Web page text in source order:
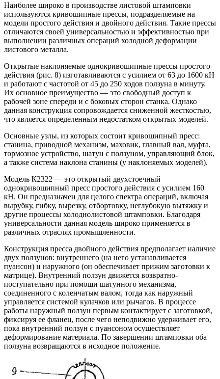
Наиболее широко в производстве листовой штамповки
используются кривошипные прессы, подразделяемые на
модели простого действия и двойного действия. Такие прессы
отличаются своей универсальностью и эффективностью при
выполнении различных операций холодной деформации
листового металла.
Открытые наклоняемые однокривошипные прессы простого
действия (рис. 8) изготавливаются с усилием от 63 до 1600 кН
и работают с частотой от 45 до 250 ходов ползуна в минуту.
Их основное преимущество — это свободный доступ к
рабочей зоне спереди и с боковых сторон станка. Однако
данная конструкция сопровождается сниженной жесткостью,
что является определенным недостатком открытых моделей.
Основные узлы, из которых состоит кривошипный пресс:
станина, приводной механизм, маховик, главный вал, муфта,
тормозное устройство, шатун с ползуном, управляющий блок,
а также система наклона станины (у наклоняемых моделей).
Модель К2322 — это открытый двухстоечный
однокривошипный пресс простого действия с усилием 160
кН. Он предназначен для целого спектра операций, включая
вырубку, гибку, вырезку, отбортовку, неглубокую вытяжку и
другие процессы холоднолистовой штамповки. Благодаря
универсальности данная модель широко применяется в
различных отраслях промышленности.
Конструкция пресса двойного действия предполагает наличие
двух ползунов: внутреннего (на него устанавливается
пуансон) и наружного (он обеспечивает прижим заготовки к
матрице). Внутренний ползун движется возвратно-
поступательно при помощи шатунного механизма,
соединенного с коленчатым валом, тогда как наружный
управляется системой кулачков или рычагов. В процессе
работы наружный ползун первым контактирует с заготовкой,
фиксируя ее фланец, после чего неподвижно удерживает его,
пока внутренний ползун с пуансоном осуществляет
деформирование материала. По завершении штамповки оба
ползуна возвращаются в исходное положение.